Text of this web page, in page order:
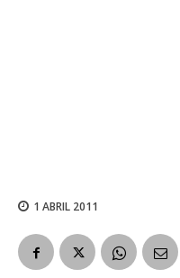
1 ABRIL 2011